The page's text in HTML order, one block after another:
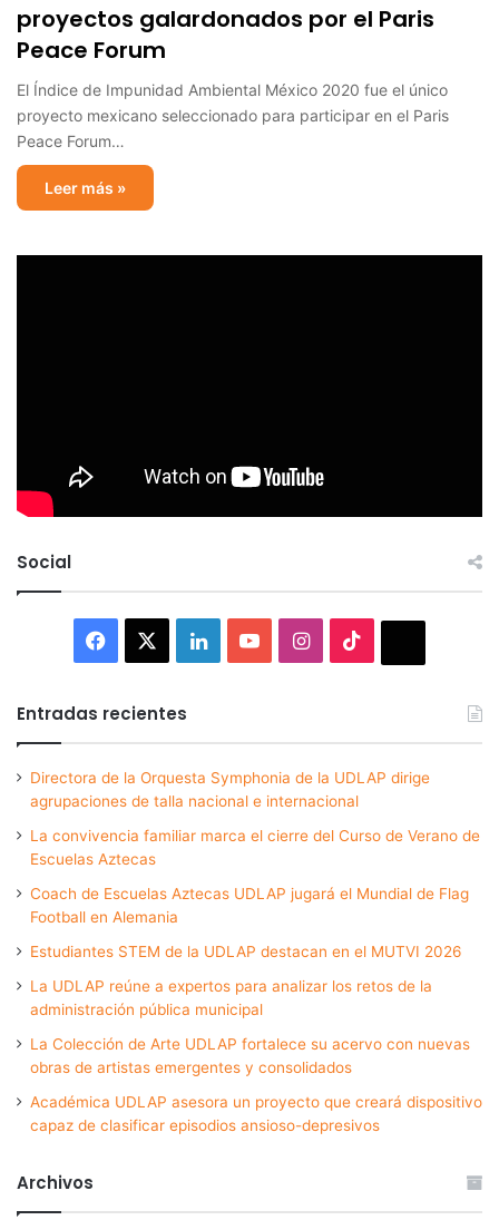
proyectos galardonados por el Paris
Peace Forum
El Índice de Impunidad Ambiental México 2020 fue el único
proyecto mexicano seleccionado para participar en el Paris
Peace Forum…
Leer más »
Social
Facebook LinkedInYouTubeInstagram
Entradas recientes
Directora de la Orquesta Symphonia de la UDLAP dirige
agrupaciones de talla nacional e internacional
La convivencia familiar marca el cierre del Curso de Verano de
Escuelas Aztecas
Coach de Escuelas Aztecas UDLAP jugará el Mundial de Flag
Football en Alemania
Estudiantes STEM de la UDLAP destacan en el MUTVI 2026
La UDLAP reúne a expertos para analizar los retos de la
administración pública municipal
La Colección de Arte UDLAP fortalece su acervo con nuevas
obras de artistas emergentes y consolidados
Académica UDLAP asesora un proyecto que creará dispositivo
capaz de clasificar episodios ansioso-depresivos
Archivos